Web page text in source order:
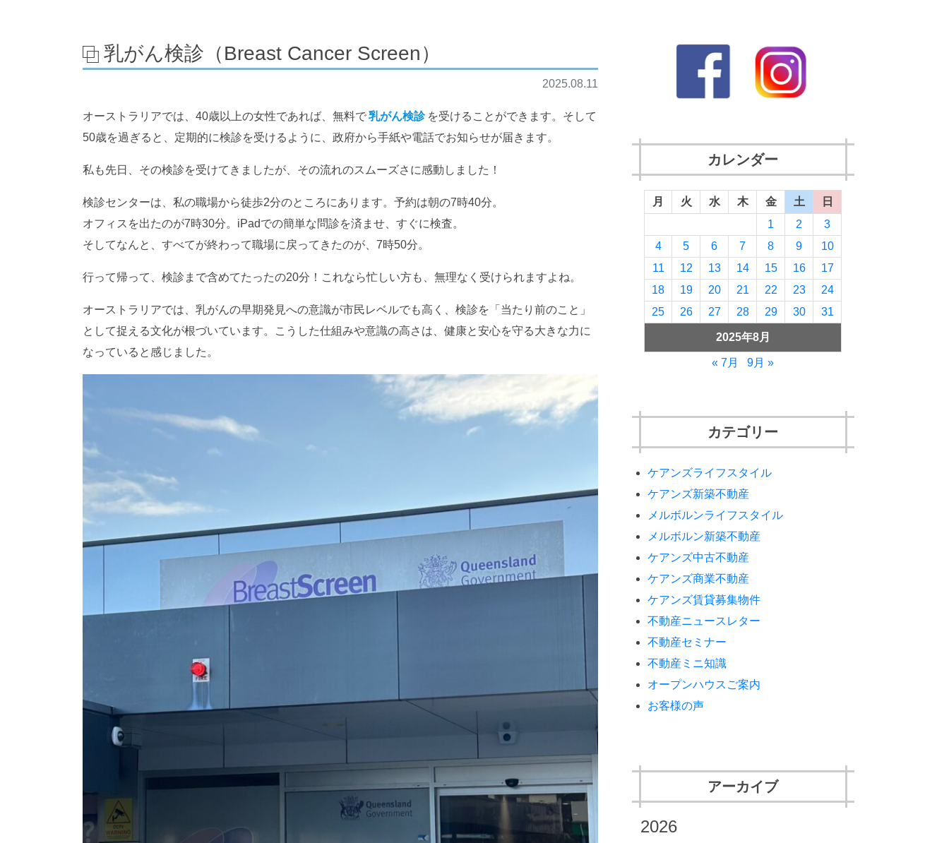
乳がん検診（Breast Cancer Screen）
2025.08.11
オーストラリアでは、40歳以上の女性であれば、無料で乳がん検診 を受けることができます。そして
50歳を過ぎると、定期的に検診を受けるように、政府から手紙や電話でお知らせが届きます。
私も先日、その検診を受けてきましたが、その流れのスムーズさに感動しました！
検診センターは、私の職場から徒歩2分のところにあります。予約は朝の7時40分。
オフィスを出たのが7時30分。iPadでの簡単な問診を済ませ、すぐに検査。
そしてなんと、すべてが終わって職場に戻ってきたのが、7時50分。
行って帰って、検診まで含めてたったの20分！これなら忙しい方も、無理なく受けられますよね。
オーストラリアでは、乳がんの早期発見への意識が市民レベルでも高く、検診を「当たり前のこと」
として捉える文化が根づいています。こうした仕組みや意識の高さは、健康と安心を守る大きな力に
なっていると感じました。
カレンダー
2025年8月
月 火 水 木 金 土
日
1
2
3
4
5 6 7 8 9
10
11
12 13 14 15 16
17
18
19 20 21 22 23
24
25
26 27 28 29 30 31
« 7月 9月 »
カテゴリー
ケアンズライフスタイル
ケアンズ新築不動産
メルボルンライフスタイル
メルボルン新築不動産
ケアンズ中古不動産
ケアンズ商業不動産
ケアンズ賃貸募集物件
不動産ニュースレター
不動産セミナー
不動産ミニ知識
オープンハウスご案内
お客様の声
アーカイブ
2026